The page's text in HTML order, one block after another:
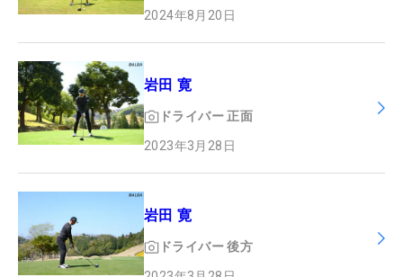
2024年8月20日
岩田 寛
ドライバー 正面
2023年3月28日
岩田 寛
ドライバー 後方